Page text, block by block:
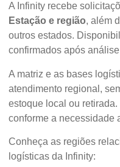
A Infinity recebe
Estação e região, além
outros estados.
confirmados após
A matriz e as bases
atendimento regional,
estoque local ou
conforme a necessidade
Conheça as regiões
logísticas da Infinity: